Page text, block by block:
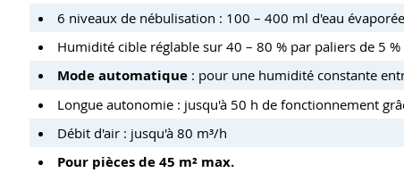
6 niveaux de nébulisation : 100 – 400 ml d'eau
Humidité cible réglable sur 40 – 80 % par paliers de 5 %
Mode automatique : pour une humidité constante
Longue autonomie : jusqu'à 50 h de fonctionnement
Débit d'air : jusqu'à 80 m³/h
Pour pièces de 45 m² max.